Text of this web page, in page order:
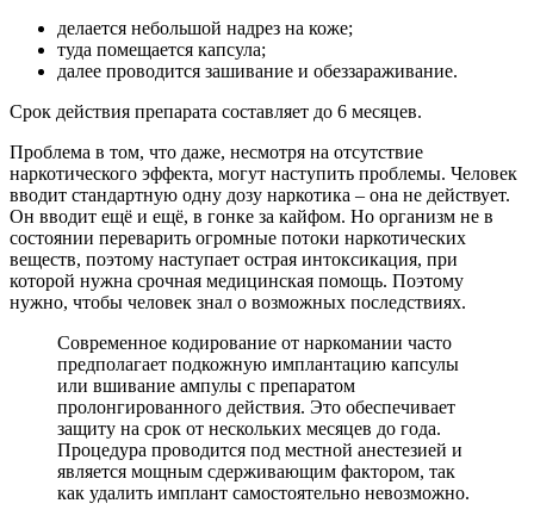
делается небольшой надрез на коже;
туда помещается капсула;
далее проводится зашивание и обеззараживание.
Срок действия препарата составляет до 6 месяцев.
Проблема в том, что даже, несмотря на отсутствие
наркотического эффекта, могут наступить проблемы. Человек
вводит стандартную одну дозу наркотика – она не действует.
Он вводит ещё и ещё, в гонке за кайфом. Но организм не в
состоянии переварить огромные потоки наркотических
веществ, поэтому наступает острая интоксикация, при
которой нужна срочная медицинская помощь. Поэтому
нужно, чтобы человек знал о возможных последствиях.
Современное кодирование от наркомании часто
предполагает подкожную имплантацию капсулы
или вшивание ампулы с препаратом
пролонгированного действия. Это обеспечивает
защиту на срок от нескольких месяцев до года.
Процедура проводится под местной анестезией и
является мощным сдерживающим фактором, так
как удалить имплант самостоятельно невозможно.